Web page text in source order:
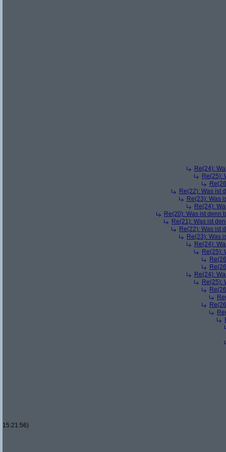
Re(24):
Re(25):
Re(22): Was ist
Re(23): Was
Re(24):
Re(20): Was ist denn
Re(21): Was ist
Re(22): Was ist
Re(23): Was
Re(24):
Re(25):
Re(24):
Re(25):
15:21:56)